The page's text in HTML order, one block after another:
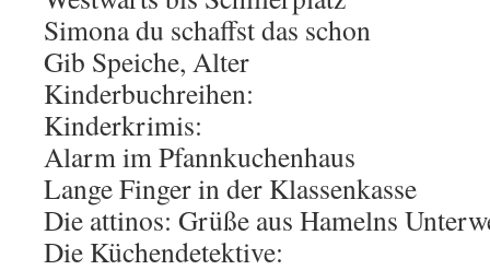
Simona du schaffst das schon
Gib Speiche, Alter
Kinderbuchreihen:
Kinderkrimis:
Alarm im Pfannkuchenhaus
Lange Finger in der Klassenkasse
Die attinos: Grüße aus Hamelns
Die Küchendetektive: